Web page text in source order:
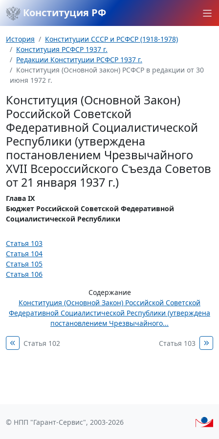
Конституция РФ
История
Конституции СССР и РСФСР (1918-1978)
Конституция РСФСР 1937 г.
Редакции Конституции РСФСР 1937 г.
Конституция (Основной закон) РСФСР в редакции от 30
июня 1972 г.
Конституция (Основной Закон)
Российской Советской
Федеративной Социалистической
Республики (утверждена
постановлением Чрезвычайного
XVII Всероссийского Съезда Советов
от 21 января 1937 г.)
Глава IX
Бюджет Российской Советской Федеративной
Социалистической Республики
Статья 103
Статья 104
Статья 105
Статья 106
Содержание
Конституция (Основной Закон) Российской Советской
Федеративной Социалистической Республики (утверждена
постановлением Чрезвычайного...
Статья 102 Статья 103
© НПП "Гарант-Сервис", 2003-2026